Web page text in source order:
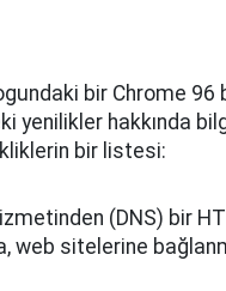
bir Chrome 96
yenilikler hakkında
bir listesi:
(DNS) bir
web sitelerine